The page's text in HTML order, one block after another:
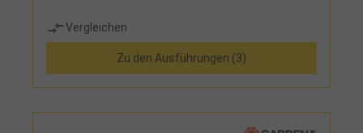
Vergleichen
Zu den Ausführungen (3)